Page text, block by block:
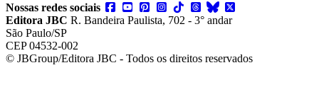
Nossas redes sociais
Editora JBC R. Bandeira Paulista, 702 - 3° andar
São Paulo/SP
CEP 04532-002
© JBGroup/Editora JBC - Todos os direitos reservados